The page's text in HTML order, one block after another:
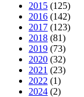
2015 (125)
2016 (142)
2017 (123)
2018 (81)
2019 (73)
2020 (32)
2021 (23)
2022 (1)
2024 (2)